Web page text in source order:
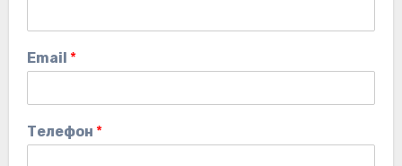
Email *
Телефон *